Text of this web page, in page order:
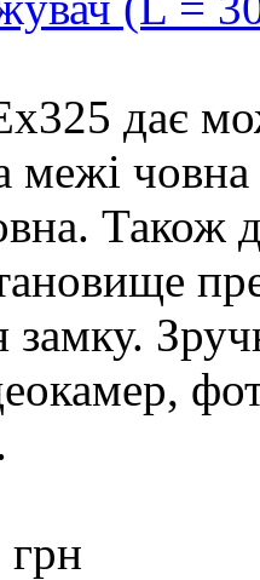
дає
межі
Також